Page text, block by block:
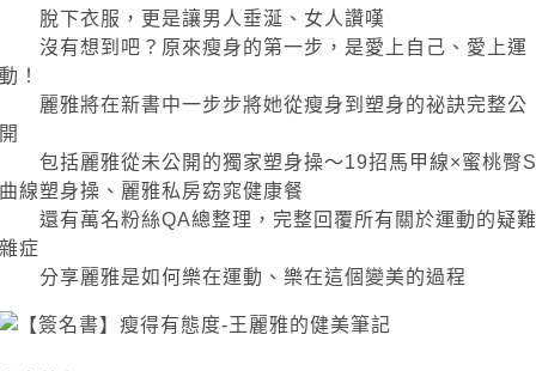
脫下衣服，更是讓男人垂涎、女人讚嘆
沒有想到吧？原來瘦身的第一步，是愛上自己、愛上運
動！
麗雅將在新書中一步步將她從瘦身到塑身的祕訣完整公
開
包括麗雅從未公開的獨家塑身操～19招馬甲線×蜜桃臀S
曲線塑身操、麗雅私房窈窕健康餐
還有萬名粉絲QA總整理，完整回覆所有關於運動的疑難
雜症
分享麗雅是如何樂在運動、樂在這個變美的過程